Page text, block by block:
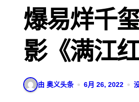
爆易烊千
影《满江红
由 奥义头条 6月 26, 2022